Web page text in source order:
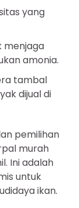
yang
menjaga
amonia.
tambal
dijual di
pemilihan
murah
Ini adalah
untuk
ikan.